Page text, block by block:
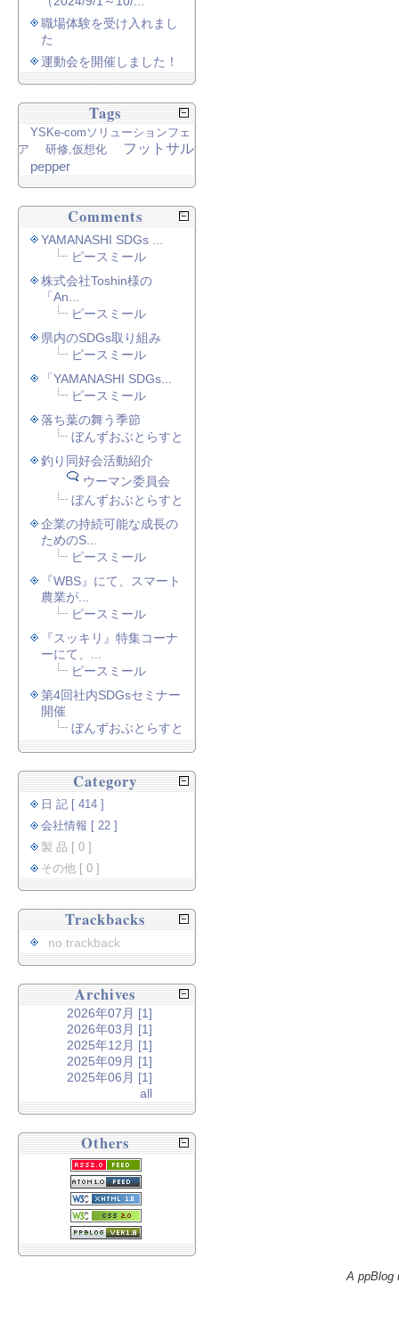
職場体験を受け入れまし
た
運動会を開催しました！
Tags
YSKe-comソリューションフェ
ア
研修,仮想化
フットサル
pepper
Comments
YAMANASHI SDGs ...
ピースミール
株式会社Toshin様の
「An...
ピースミール
県内のSDGs取り組み
ピースミール
「YAMANASHI SDGs...
ピースミール
落ち葉の舞う季節
ぼんずおぶとらすと
釣り同好会活動紹介
ウーマン委員会
ぼんずおぶとらすと
企業の持続可能な成長の
ためのS...
ピースミール
『WBS』にて、スマート
農業が...
ピースミール
『スッキリ』特集コーナ
ーにて、...
ピースミール
第4回社内SDGsセミナー
開催
ぼんずおぶとらすと
Category
日 記 [ 414 ]
会社情報 [ 22 ]
製 品 [ 0 ]
その他 [ 0 ]
Trackbacks
no trackback
Archives
2026年07月 [1]
2026年03月 [1]
2025年12月 [1]
2025年09月 [1]
2025年06月 [1]
all
Others
A ppBlog